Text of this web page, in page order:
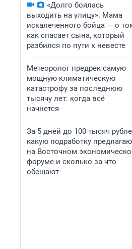
«Долго боялась
выходить на улицу». Мама
искалеченного бойца — о
как спасает сына, который
разбился по пути к невесте
Метеоролог предрек самую
мощную климатическую
катастрофу за последнюю
тысячу лет: когда всё
начнется
За 5 дней до 100 тысяч
какую подработку
на Восточном
форуме и сколько за что
обещают